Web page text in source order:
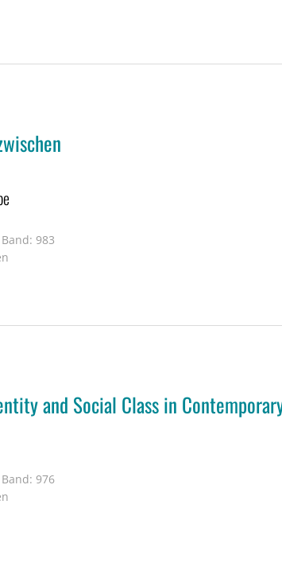
Band: 983
and Social Class in
Band: 976